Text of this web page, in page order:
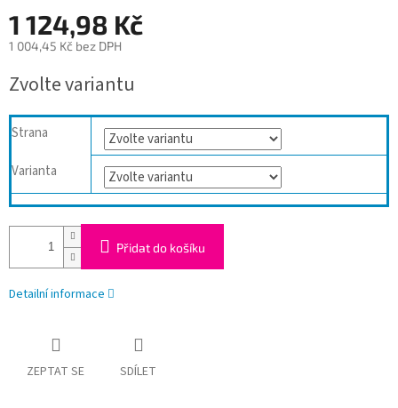
1 124,98 Kč
1 004,45 Kč bez DPH
cena:
Zvolte variantu
Strana
Varianta
Přidat do košíku
Detailní informace
ZEPTAT SE SDÍLET